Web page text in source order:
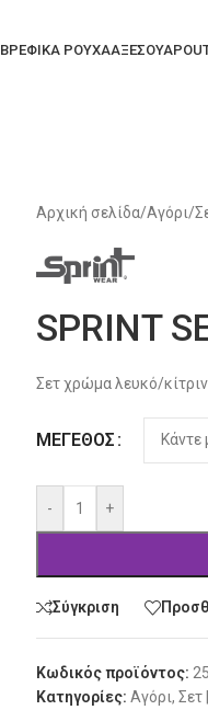
ΒΡΕΦΙΚΑ ΡΟΥΧΑΑΞΕΣΟΥΑΡ
Αρχική σελίδα/Αγόρι/
SPRINT
Σετ χρώμα λευκό/
ΜΈΓΕΘΟΣ
- +
Alternative:
Σύγκριση
Κωδικός προϊόντος:
Κατηγορίες: Αγόρι, Σετ